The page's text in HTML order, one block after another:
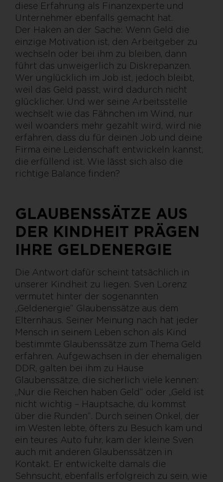
diese Erfahrung als Finanzexperte und
Unternehmer ebenfalls gemacht hat.
Der Haken an der Sache: Wenn Geld die
einzige Motivation ist, den Arbeitgeber zu
wechseln oder bei ihm zu bleiben, dann
führt das unweigerlich zu Diskrepanzen.
Wer unglücklich im Job ist, jedoch bleibt,
weil das Geld passt, wird dadurch nicht
glücklicher. Und wer seine Arbeitsstelle
wechselt wie das Fähnchen im Wind, nur
weil woanders mehr gezahlt wird, wird nie
erfahren, dass du für deinen Job und deine
Firma eine Leidenschaft entwickeln kannst,
die erfüllend ist. Wie lässt sich also die
richtige Balance finden?
GLAUBENSSÄTZE AUS
DER KINDHEIT PRÄGEN
IHRE GELDENERGIE
Die Antwort dafür scheint tatsächlich in
unserer Kindheit zu liegen. Sven Lorenz
vermutet hinter der sogenannten
„Geldenergie“ Glaubenssätze aus dem
Elternhaus. Seiner Meinung nach hat jeder
Mensch in seinem Leben schon als Kind
bestimmte Glaubenssätze zum Thema Geld
erfahren. Aufgewachsen in der ehemaligen
DDR, galten bei ihm zu Hause
Glaubenssätze, die sicherlich viele kennen:
„Nur die Reichen haben Geld“ oder „Geld ist
nicht wichtig – Hauptsache, du kommst
über die Runden“. Durch seinen Onkel, der
im Westen lebte, öfters zu Besuch kam und
ein teures Auto fuhr, kam der kleine Sven
auch mit anderen Glaubenssätzen in
Kontakt. Er entwickelte damals die
Sehnsucht, ebenfalls erfolgreich zu sein, wie